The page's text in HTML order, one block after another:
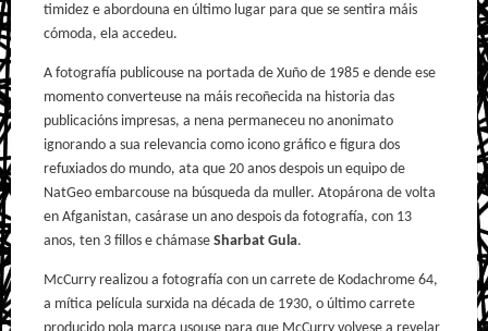
timidez e abordouna en último lugar para que se sentira máis
cómoda, ela accedeu.
A fotografía publicouse na portada de Xuño de 1985 e dende ese
momento converteuse na máis recoñecida na historia das
publicacións impresas, a nena permaneceu no anonimato
ignorando a sua relevancia como icono gráfico e figura dos
refuxiados do mundo, ata que 20 anos despois un equipo de
NatGeo embarcouse na búsqueda da muller. Atopárona de volta
en Afganistan, casárase un ano despois da fotografía, con 13
anos, ten 3 fillos e chámase Sharbat Gula.
McCurry realizou a fotografía con un carrete de Kodachrome 64,
a mítica película surxida na década de 1930, o último carrete